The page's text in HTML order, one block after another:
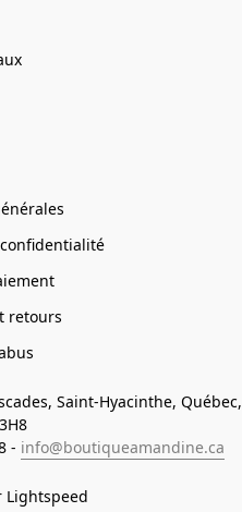
retours
Saint-Hyacinthe, Québec,
- info@boutiqueamandine.ca
Lightspeed